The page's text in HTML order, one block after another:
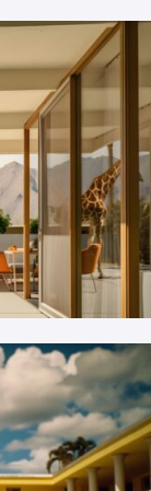
hinzu
hinzu